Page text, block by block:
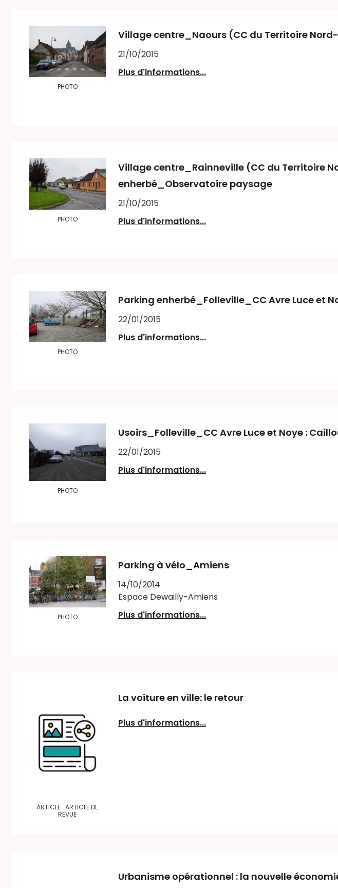
PHOTO
Village centre_Naours (CC du Territoire
21/10/2015
Plus d'informations...
PHOTO
Village centre_Rainneville (CC du Territoire
enherbé_Observatoire paysage
21/10/2015
Plus d'informations...
PHOTO
Parking enherbé_Folleville_CC Avre Luce et
22/01/2015
Plus d'informations...
PHOTO
Usoirs_Folleville_CC Avre Luce et Noye :
22/01/2015
Plus d'informations...
PHOTO
Parking à vélo_Amiens
14/10/2014
Espace Dewailly-Amiens
Plus d'informations...
ARTICLE : ARTICLE DE
REVUE
La voiture en ville: le retour
Plus d'informations...
Urbanisme opérationnel : la nouvelle